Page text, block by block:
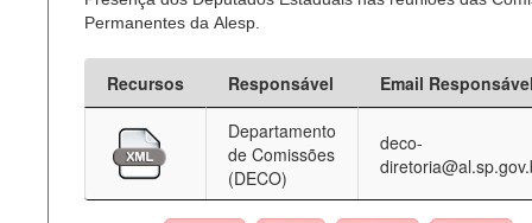
Permanentes da Alesp.
Recursos Responsável
Email
Departamento
de Comissões
(DECO)
deco-